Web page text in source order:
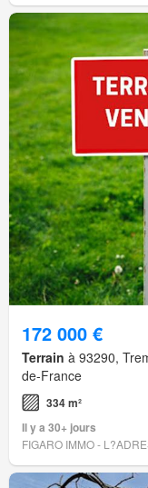
172 000 €
Terrain à 93290,
de-France
334 m²
Il y a 30+ jours
FIGARO IMMO -